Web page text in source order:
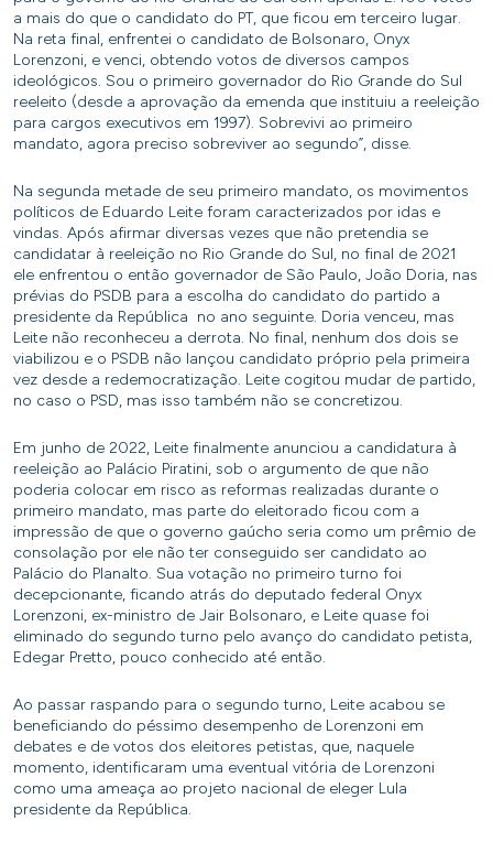
a mais do que o candidato do PT, que ficou em terceiro lugar.
Na reta final, enfrentei o candidato de Bolsonaro, Onyx
Lorenzoni, e venci, obtendo votos de diversos campos
ideológicos. Sou o primeiro governador do Rio Grande do Sul
reeleito (desde a aprovação da emenda que instituiu a reeleição
para cargos executivos em 1997). Sobrevivi ao primeiro
mandato, agora preciso sobreviver ao segundo”, disse.
Na segunda metade de seu primeiro mandato, os movimentos
políticos de Eduardo Leite foram caracterizados por idas e
vindas. Após afirmar diversas vezes que não pretendia se
candidatar à reeleição no Rio Grande do Sul, no final de 2021
ele enfrentou o então governador de São Paulo, João Doria, nas
prévias do PSDB para a escolha do candidato do partido a
presidente da República no ano seguinte. Doria venceu, mas
Leite não reconheceu a derrota. No final, nenhum dos dois se
viabilizou e o PSDB não lançou candidato próprio pela primeira
vez desde a redemocratização. Leite cogitou mudar de partido,
no caso o PSD, mas isso também não se concretizou.
Em junho de 2022, Leite finalmente anunciou a candidatura à
reeleição ao Palácio Piratini, sob o argumento de que não
poderia colocar em risco as reformas realizadas durante o
primeiro mandato, mas parte do eleitorado ficou com a
impressão de que o governo gaúcho seria como um prêmio de
consolação por ele não ter conseguido ser candidato ao
Palácio do Planalto. Sua votação no primeiro turno foi
decepcionante, ficando atrás do deputado federal Onyx
Lorenzoni, ex-ministro de Jair Bolsonaro, e Leite quase foi
eliminado do segundo turno pelo avanço do candidato petista,
Edegar Pretto, pouco conhecido até então.
Ao passar raspando para o segundo turno, Leite acabou se
beneficiando do péssimo desempenho de Lorenzoni em
debates e de votos dos eleitores petistas, que, naquele
momento, identificaram uma eventual vitória de Lorenzoni
como uma ameaça ao projeto nacional de eleger Lula
presidente da República.